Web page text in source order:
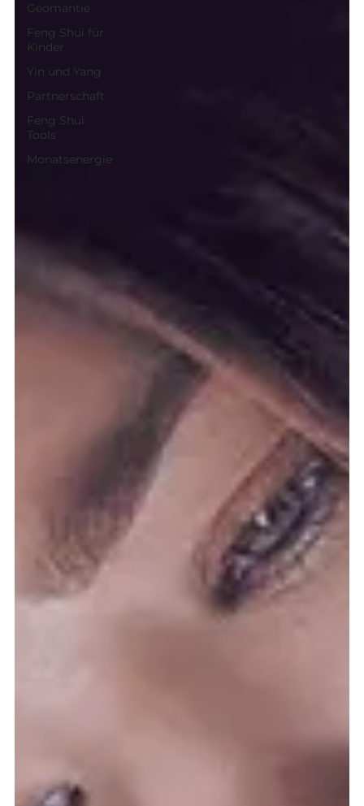
Geomantie
Feng Shui für
Kinder
Yin und Yang
Partnerschaft
Feng Shui
Tools
Monatsenergie